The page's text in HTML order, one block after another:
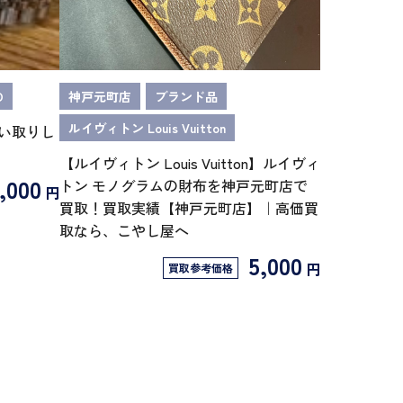
取りし
円
神戸元町店
ブランド品
ルイヴィトン Louis Vuitton
【ルイヴィトン Louis Vuitton】ルイヴィ
トン モノグラムの財布を神戸元町店で
買取！買取実績【神戸元町店】｜高価買
取なら、こやし屋へ
買取参考価格 5,000 円